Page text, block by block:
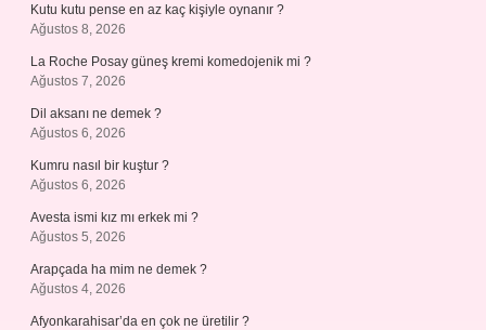
Kutu kutu pense en az kaç kişiyle oynanır ?
Ağustos 8, 2026
La Roche Posay güneş kremi komedojenik mi ?
Ağustos 7, 2026
Dil aksanı ne demek ?
Ağustos 6, 2026
Kumru nasıl bir kuştur ?
Ağustos 6, 2026
Avesta ismi kız mı erkek mi ?
Ağustos 5, 2026
Arapçada ha mim ne demek ?
Ağustos 4, 2026
Afyonkarahisar’da en çok ne üretilir ?